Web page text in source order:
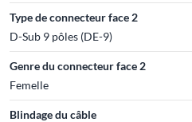
Type de connecteur face 2
D-Sub 9 pôles (DE-9)
Genre du connecteur face 2
Femelle
Blindage du câble